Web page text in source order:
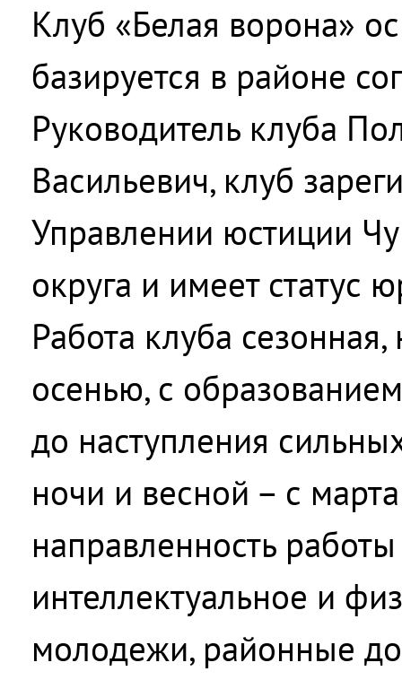
Клуб «Белая ворона»
базируется в районе
Руководитель клуба
Васильевич, клуб
Управлении юстиции
округа и имеет статус
Работа клуба
осенью, с
до наступления
ночи и весной – с
направленность
интеллектуальное и
молодежи, районные